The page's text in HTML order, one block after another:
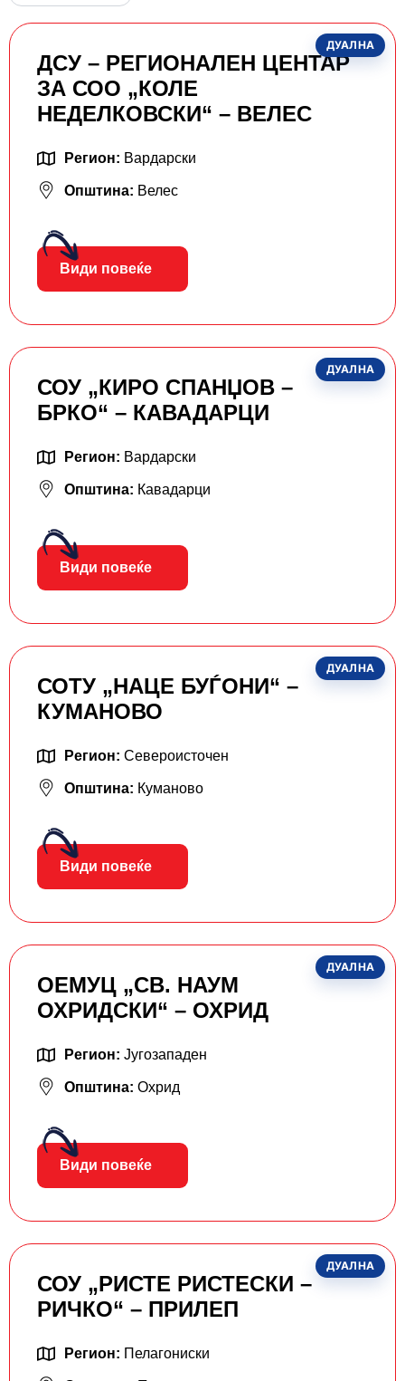
ДУАЛНА
ДСУ – РЕГИОНАЛЕН ЦЕНТАР
ЗА СОО „КОЛЕ
НЕДЕЛКОВСКИ“ – ВЕЛЕС
Регион: Вардарски
Општина: Велес
Види повеќе
ДУАЛНА
СОУ „КИРО СПАНЏОВ –
БРКО“ – КАВАДАРЦИ
Регион: Вардарски
Општина: Кавадарци
Види повеќе
ДУАЛНА
СОТУ „НАЦЕ БУЃОНИ“ –
КУМАНОВО
Регион: Североисточен
Општина: Куманово
Види повеќе
ДУАЛНА
ОЕМУЦ „СВ. НАУМ
ОХРИДСКИ“ – ОХРИД
Регион: Југозападен
Општина: Охрид
Види повеќе
ДУАЛНА
СОУ „РИСТЕ РИСТЕСКИ –
РИЧКО“ – ПРИЛЕП
Регион: Пелагониски